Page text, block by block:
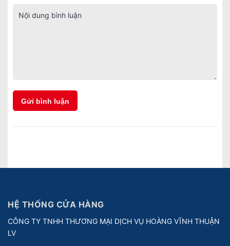
Gửi bình luận
HỆ THỐNG CỬA HÀNG
CÔNG TY TNHH THƯƠNG MẠI DỊCH VỤ HOÀNG VĨNH THUẬN
LV